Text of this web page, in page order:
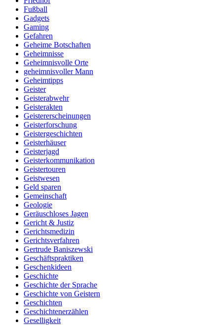
Fußball
Gadgets
Gaming
Gefahren
Geheime Botschaften
Geheimnisse
Geheimnisvolle Orte
geheimnisvoller Mann
Geheimtipps
Geister
Geisterabwehr
Geisterakten
Geistererscheinungen
Geisterforschung
Geistergeschichten
Geisterhäuser
Geisterjagd
Geisterkommunikation
Geistertouren
Geistwesen
Geld sparen
Gemeinschaft
Geologie
Geräuschloses Jagen
Gericht & Justiz
Gerichtsmedizin
Gerichtsverfahren
Gertrude Baniszewski
Geschäftspraktiken
Geschenkideen
Geschichte
Geschichte der Sprache
Geschichte von Geistern
Geschichten
Geschichtenerzählen
Geselligkeit